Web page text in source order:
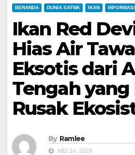
BERANDA DUNIA SATWA IKAN INFORMASI
Ikan Red
Hias Air
Eksotis dari
Tengah yang
Rusak
By Ramlee
MEI 14, 2026